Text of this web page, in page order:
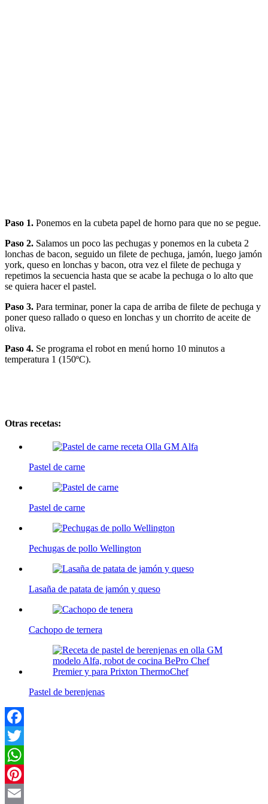
Paso 1. Ponemos en la cubeta papel de horno para que no se pegue.
Paso 2. Salamos un poco las pechugas y ponemos en la cubeta 2
lonchas de bacon, seguido un filete de pechuga, jamón, luego jamón
york, queso en lonchas y bacon, otra vez el filete de pechuga y
repetimos la secuencia hasta que se acabe la pechuga o lo alto que
se quiera hacer el pastel.
Paso 3. Para terminar, poner la capa de arriba de filete de pechuga y
poner queso rallado o queso en lonchas y un chorrito de aceite de
oliva.
Paso 4. Se programa el robot en menú horno 10 minutos a
temperatura 1 (150ºC).
Otras recetas:
Pastel de carne
Pastel de carne
Pechugas de pollo Wellington
Lasaña de patata de jamón y queso
Cachopo de ternera
Pastel de berenjenas
Facebook
Twitter
WhatsApp
Pinterest